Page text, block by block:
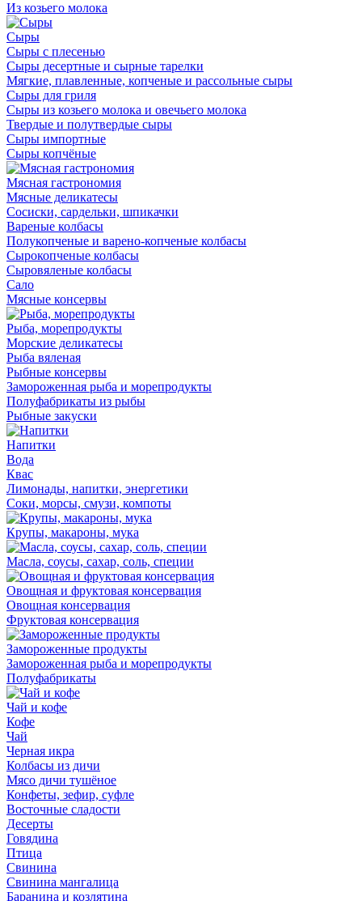
Из козьего молока
Сыры
Сыры с плесенью
Сыры десертные и сырные тарелки
Мягкие, плавленные, копченые и рассольные сыры
Сыры для гриля
Сыры из козьего молока и овечьего молока
Твердые и полутвердые сыры
Сыры импортные
Сыры копчёные
Мясная гастрономия
Мясные деликатесы
Сосиски, сардельки, шпикачки
Вареные колбасы
Полукопченые и варено-копченые колбасы
Сырокопченые колбасы
Сыровяленые колбасы
Сало
Мясные консервы
Рыба, морепродукты
Морские деликатесы
Рыба вяленая
Рыбные консервы
Замороженная рыба и морепродукты
Полуфабрикаты из рыбы
Рыбные закуски
Напитки
Вода
Квас
Лимонады, напитки, энергетики
Соки, морсы, смузи, компоты
Крупы, макароны, мука
Масла, соусы, сахар, соль, специи
Овощная и фруктовая консервация
Овощная консервация
Фруктовая консервация
Замороженные продукты
Замороженная рыба и морепродукты
Полуфабрикаты
Чай и кофе
Кофе
Чай
Черная икра
Колбасы из дичи
Мясо дичи тушёное
Конфеты, зефир, суфле
Восточные сладости
Десерты
Говядина
Птица
Свинина
Свинина мангалица
Баранина и козлятина